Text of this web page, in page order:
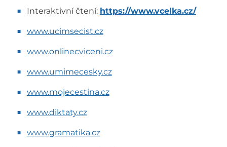
Interaktivní čtení: https://www.vcelka.cz/
www.ucimsecist.cz
www.onlinecviceni.cz
www.umimecesky.cz
www.mojecestina.cz
www.diktaty.cz
www.gramatika.cz